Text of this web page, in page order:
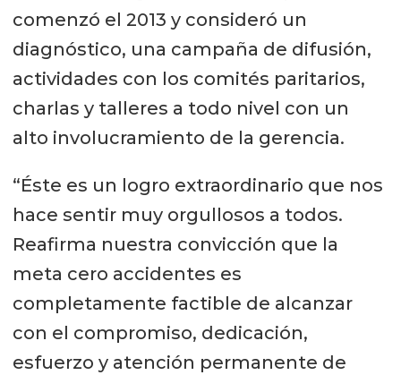
comenzó el 2013 y consideró un
diagnóstico, una campaña de difusión,
actividades con los comités paritarios,
charlas y talleres a todo nivel con un
alto involucramiento de la gerencia.
“Éste es un logro extraordinario que nos
hace sentir muy orgullosos a todos.
Reafirma nuestra convicción que la
meta cero accidentes es
completamente factible de alcanzar
con el compromiso, dedicación,
esfuerzo y atención permanente de